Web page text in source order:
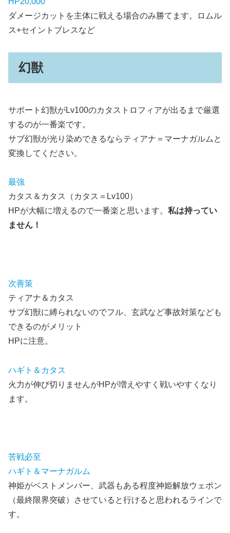
ダメージカットを主体に戦える場合のみ勝てます。ロムル
ス+セイントブレスなど
幻獣
サポート幻獣がLv100のカタストロフィアが出るまで厳選
するのが一番楽です。
サブ幻獣が光り染めできるならティアナ＝マーナガルムと
変換してください。
最強
カタス＆カタス（カタス＝Lv100）
HPが大幅に増えるので一番楽と思います。 私は持ってい
ません！
次善策
ティアナ＆カタス
サブ幻獣に縛られないのでフル、玄武など事故対策なども
できるのがメリット
HPに注意。
ハギト＆カタス
火力が伸び切りませんがHPが増えやすく戦いやすくなり
ます。
苦戦必至
ハギト＆マーナガルム
神姫がベストメンバー、武器もある程度神姫解放ウェポン
（最終限界突破）させていると行けると思われるラインで
す。